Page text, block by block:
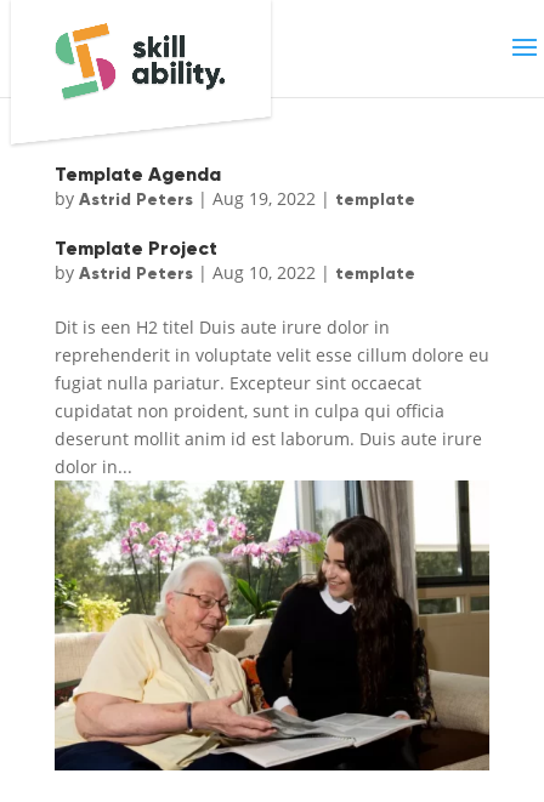
Template Agenda
by Astrid Peters| Aug 19, 2022| template
Template Project
by Astrid Peters| Aug 10, 2022| template
Dit is een H2 titel Duis aute irure dolor in
reprehenderit in voluptate velit esse cillum dolore eu
fugiat nulla pariatur. Excepteur sint occaecat
cupidatat non proident, sunt in culpa qui officia
deserunt mollit anim id est laborum. Duis aute irure
dolor in...